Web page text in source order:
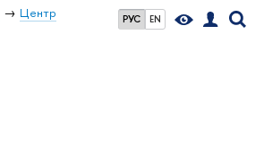
РУС EN
Центр